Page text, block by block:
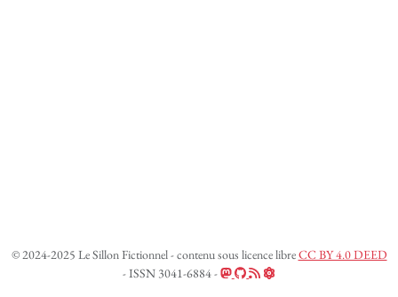
© 2024-2025 Le Sillon Fictionnel - contenu sous licence libreCC BY 4.0 DEED
- ISSN 3041-6884 -